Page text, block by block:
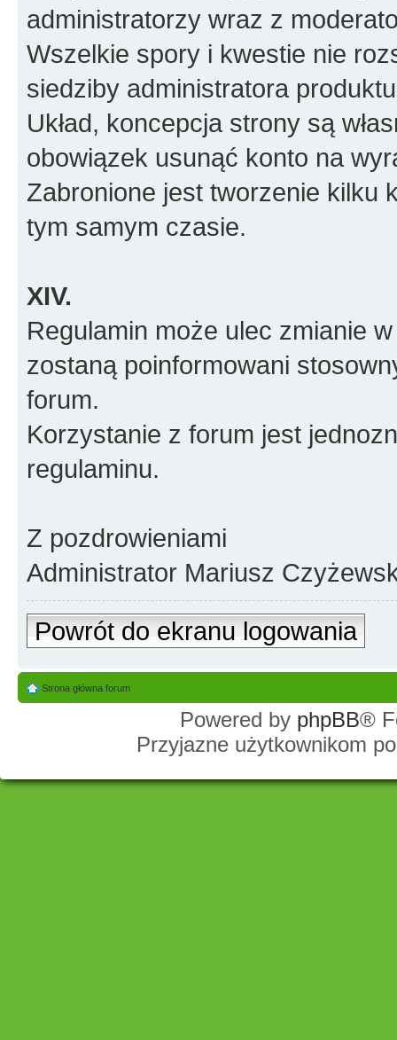
administratorzy wraz z
Wszelkie spory i kwestie nie
siedziby administratora
Układ, koncepcja strony są
obowiązek usunąć konto na
Zabronione jest tworzenie kilku
tym samym czasie.
XIV.
Regulamin może ulec zmianie
zostaną poinformowani
forum.
Korzystanie z forum jest
regulaminu.
Z pozdrowieniami
Administrator Mariusz
Powrót do ekranu logowania
Strona główna forum
Powered by phpBB®
Przyjazne użytkownikom